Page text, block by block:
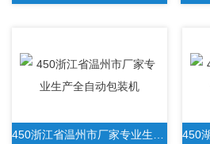
450浙江省温州市厂家专业生产全自动包装机